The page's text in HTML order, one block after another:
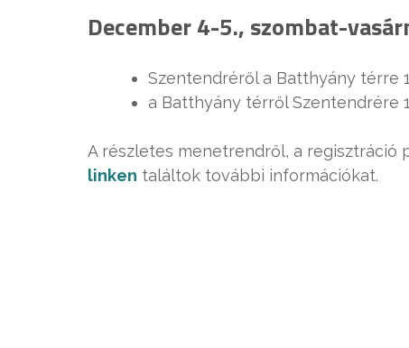
December 4-5., szombat-
Szentendréről a Batthyány térre
a Batthyány térről Szentendrére
A részletes menetrendről, a
linken találtok további információkat.